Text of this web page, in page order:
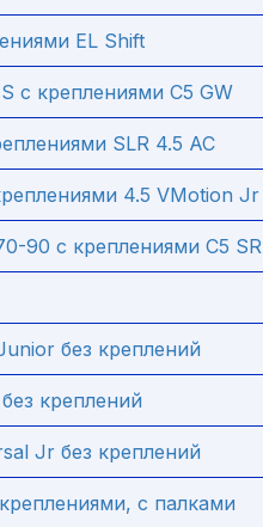
EL Shift
с креплениями C5 GW
SLR 4.5 AC
4.5 VMotion Jr
90 с креплениями C5 SR
без креплений
креплений
Jr без креплений
с палками